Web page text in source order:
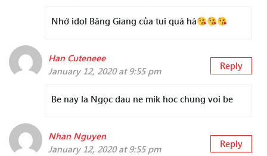
Nhớ idol Băng Giang của tui quá hà
Han Cuteneee
January 12, 2020 at 9:55 pm
Reply
Be nay la Ngọc dau ne mik hoc chung voi be
Nhan Nguyen
January 12, 2020 at 9:55 pm
Reply